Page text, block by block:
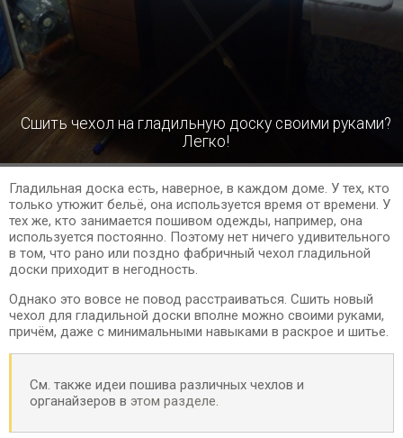
Сшить чехол на гладильную доску своими руками?
Легко!
Гладильная доска есть, наверное, в каждом доме. У тех, кто
только утюжит бельё, она используется время от времени. У
тех же, кто занимается пошивом одежды, например, она
используется постоянно. Поэтому нет ничего удивительного
в том, что рано или поздно фабричный чехол гладильной
доски приходит в негодность.
Однако это вовсе не повод расстраиваться. Сшить новый
чехол для гладильной доски вполне можно своими руками,
причём, даже с минимальными навыками в раскрое и шитье.
См. также идеи пошива различных чехлов и
органайзеров в этом разделе.